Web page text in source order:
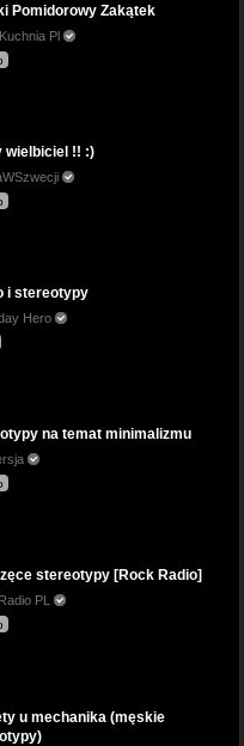
Pomidorowy Zakątek
Pl
wielbiciel !! :)
i stereotypy
Hero
na temat minimalizmu
stereotypy [Rock Radio]
PL
u mechanika (męskie